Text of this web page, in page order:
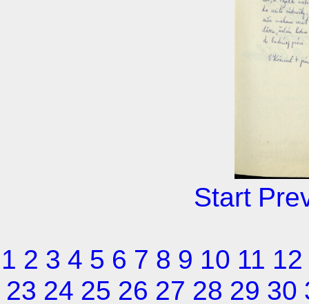
Start
1 2 3 4 5 6 7 8 9 10 11 12
23 24 25 26 27 28 29 30